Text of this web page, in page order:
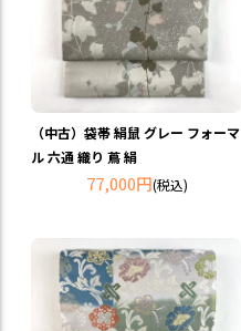
（中古）袋帯 絹鼠 グレー フォーマ
ル 六通 織り 蔦 絹
77,000円(税込)